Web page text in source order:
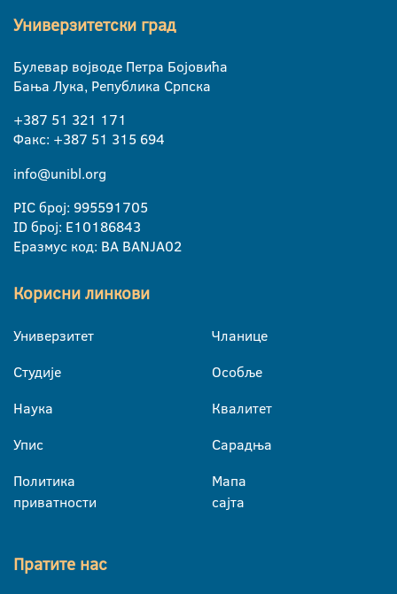
Универзитетски град
Булевар војводе Петра Бојовића
Бања Лука, Република Српска
+387 51 321 171
Факс: +387 51 315 694
info@unibl.org
PIC број: 995591705
ID број: E10186843
Еразмус код: BA BANJA02
Корисни линкови
Универзитет
Студије
Наука
Упис
Политика
приватности
Чланице
Особље
Квалитет
Сарадња
Мапа
сајта
Пратите нас